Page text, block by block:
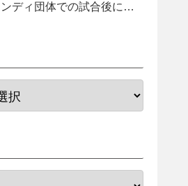
ンディ団体での試合後にサ